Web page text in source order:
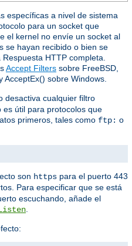
específicas a nivel de sistema
para un socket que
el kernel no envíe un socket al
se hayan recibido o bien se
HTTP completa.
Accept Filters sobre FreeBSD,
AcceptEx() sobre Windows.
desactiva cualquier filtro
útil para protocolos que
primeros, tales como ftp: o
son https para el puerto 443
Para especificar que se está
escuchando, añade el